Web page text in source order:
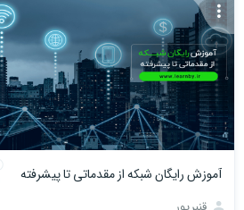
آموزش رایگان شبکه از مقدماتی تا پیشرفته